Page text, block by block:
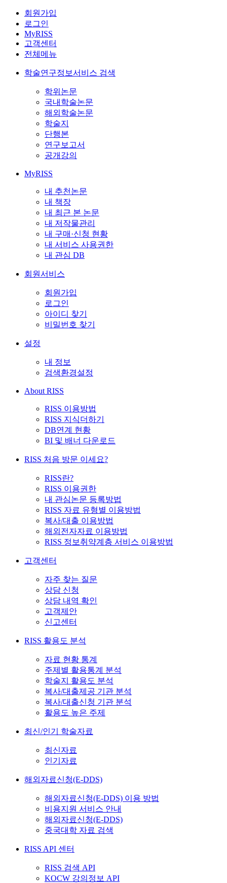
회원가입
로그인
MyRISS
고객센터
전체메뉴
학술연구정보서비스 검색
학위논문
국내학술논문
해외학술논문
학술지
단행본
연구보고서
공개강의
MyRISS
내 추천논문
내 책장
내 최근 본 논문
내 저작물관리
내 구매·신청 현황
내 서비스 사용권한
내 관심 DB
회원서비스
회원가입
로그인
아이디 찾기
비밀번호 찾기
설정
내 정보
검색환경설정
About RISS
RISS 이용방법
RISS 지식더하기
DB연계 현황
BI 및 배너 다운로드
RISS 처음 방문 이세요?
RISS란?
RISS 이용권한
내 관심논문 등록방법
RISS 자료 유형별 이용방법
복사/대출 이용방법
해외전자자료 이용방법
RISS 정보취약계층 서비스 이용방법
고객센터
자주 찾는 질문
상담 신청
상담 내역 확인
고객제안
신고센터
RISS 활용도 분석
자료 현황 통계
주제별 활용통계 분석
학술지 활용도 분석
복사/대출제공 기관 분석
복사/대출신청 기관 분석
활용도 높은 주제
최신/인기 학술자료
최신자료
인기자료
해외자료신청(E-DDS)
해외자료신청(E-DDS) 이용 방법
비용지원 서비스 안내
해외자료신청(E-DDS)
중국대학 자료 검색
RISS API 센터
RISS 검색 API
KOCW 강의정보 API